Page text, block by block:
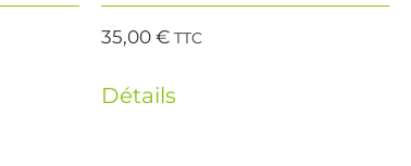
35,00€ TTC
Détails